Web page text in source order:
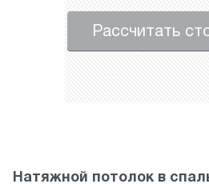
Рассчитать
Натяжной потолок в